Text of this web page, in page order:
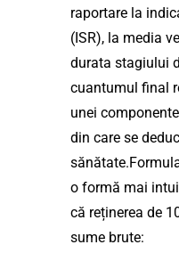
raportare la
(ISR), la media
durata stagiului
cuantumul final
unei
din care se
o formă mai
că reținerea de
sume brute: